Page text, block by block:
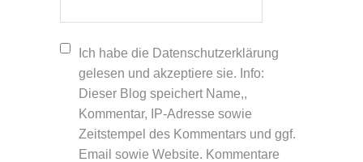
Ich habe die Datenschutzerklärung
gelesen und akzeptiere sie. Info:
Dieser Blog speichert Name,,
Kommentar, IP-Adresse sowie
Zeitstempel des Kommentars und ggf.
Email sowie Website. Kommentare